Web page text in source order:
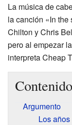
La música de
la canción «In the
Chilton y Chris
pero al empezar
interpreta Cheap
Contenido
Argumento
Los años